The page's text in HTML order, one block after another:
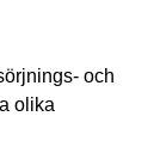
och
olika